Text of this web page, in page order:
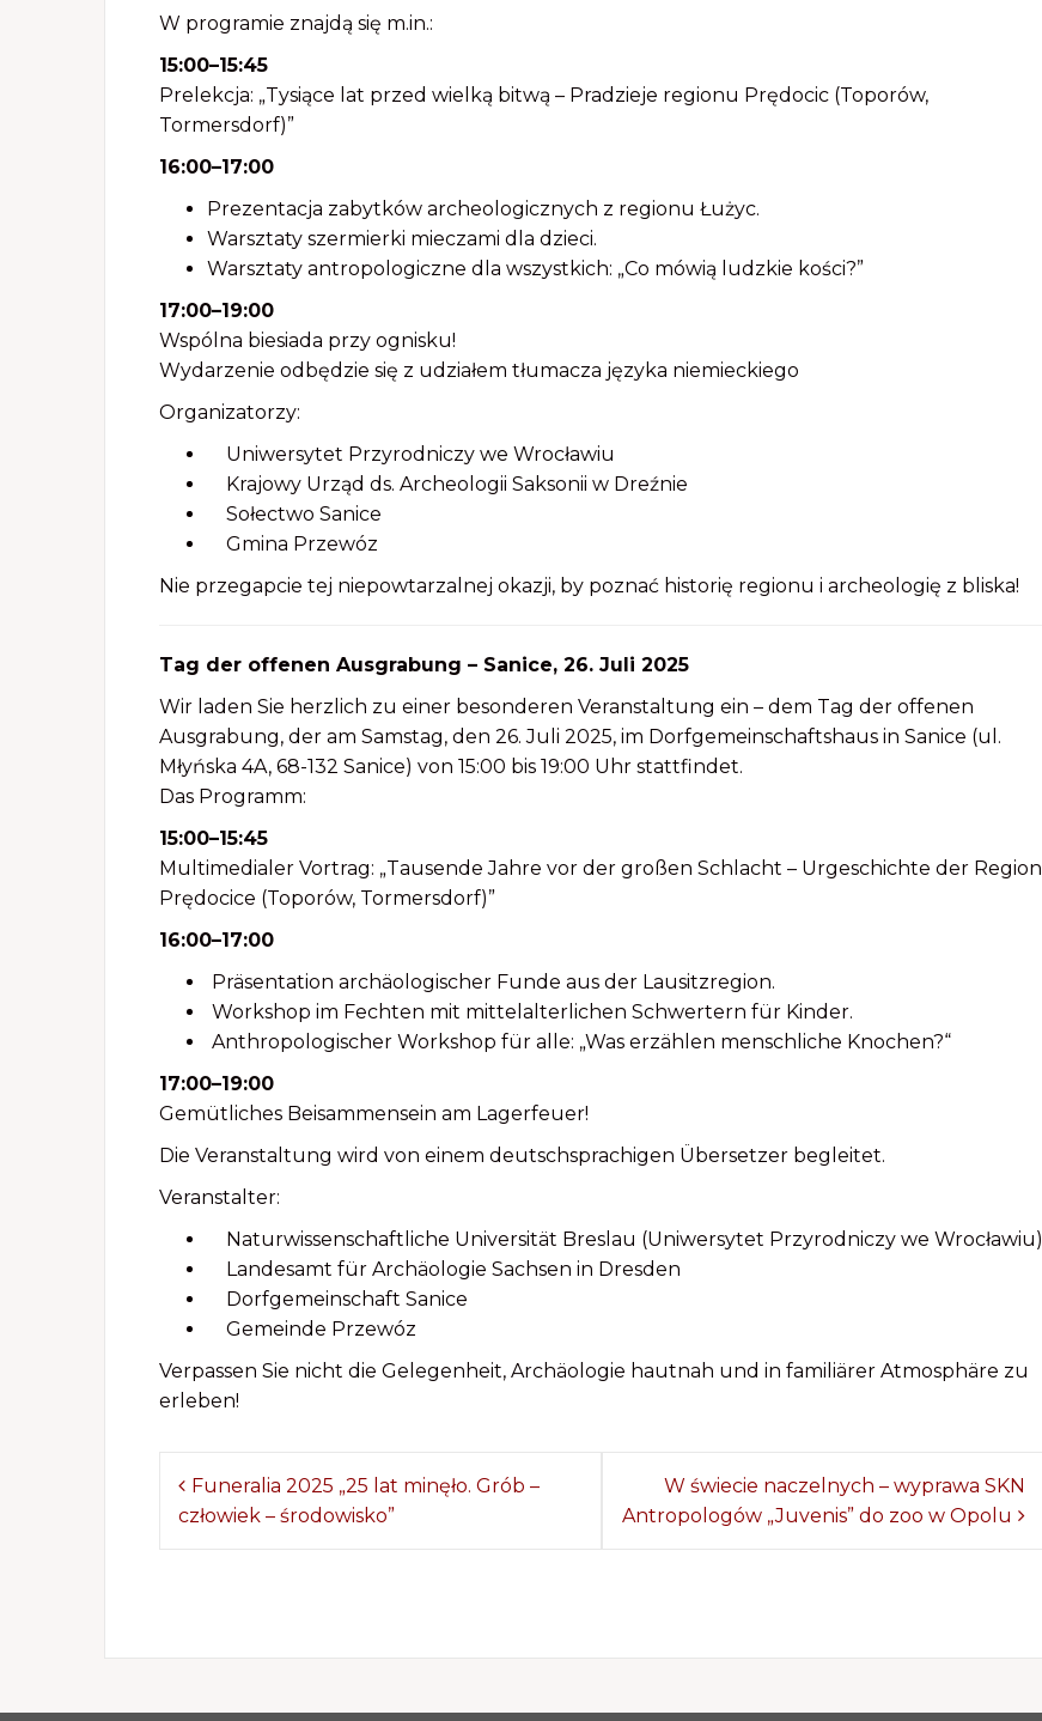
W programie znajdą się m.in.:
15:00–15:45
Prelekcja: „Tysiące lat przed wielką bitwą – Pradzieje regionu Prędocic (Toporów,
Tormersdorf)”
16:00–17:00
Prezentacja zabytków archeologicznych z regionu Łużyc.
Warsztaty szermierki mieczami dla dzieci.
Warsztaty antropologiczne dla wszystkich: „Co mówią ludzkie kości?”
17:00–19:00
Wspólna biesiada przy ognisku!
Wydarzenie odbędzie się z udziałem tłumacza języka niemieckiego
Organizatorzy:
Uniwersytet Przyrodniczy we Wrocławiu
Krajowy Urząd ds. Archeologii Saksonii w Dreźnie
Sołectwo Sanice
Gmina Przewóz
Nie przegapcie tej niepowtarzalnej okazji, by poznać historię regionu i archeologię z bliska!
Tag der offenen Ausgrabung – Sanice, 26. Juli 2025
Wir laden Sie herzlich zu einer besonderen Veranstaltung ein – dem Tag der offenen
Ausgrabung, der am Samstag, den 26. Juli 2025, im Dorfgemeinschaftshaus in Sanice (ul.
Młyńska 4A, 68-132 Sanice) von 15:00 bis 19:00 Uhr stattfindet.
Das Programm:
15:00–15:45
Multimedialer Vortrag: „Tausende Jahre vor der großen Schlacht – Urgeschichte der Region
Prędocice (Toporów, Tormersdorf)”
16:00–17:00
Präsentation archäologischer Funde aus der Lausitzregion.
Workshop im Fechten mit mittelalterlichen Schwertern für Kinder.
Anthropologischer Workshop für alle: „Was erzählen menschliche Knochen?“
17:00–19:00
Gemütliches Beisammensein am Lagerfeuer!
Die Veranstaltung wird von einem deutschsprachigen Übersetzer begleitet.
Veranstalter:
Naturwissenschaftliche Universität Breslau (Uniwersytet Przyrodniczy we Wrocławiu)
Landesamt für Archäologie Sachsen in Dresden
Dorfgemeinschaft Sanice
Gemeinde Przewóz
Verpassen Sie nicht die Gelegenheit, Archäologie hautnah und in familiärer Atmosphäre zu
erleben!
Z
o
Funeralia 2025 „25 lat minęło. Grób –
człowiek – środowisko”
W świecie naczelnych – wyprawa SKN
Antropologów „Juvenis” do zoo w Opolu